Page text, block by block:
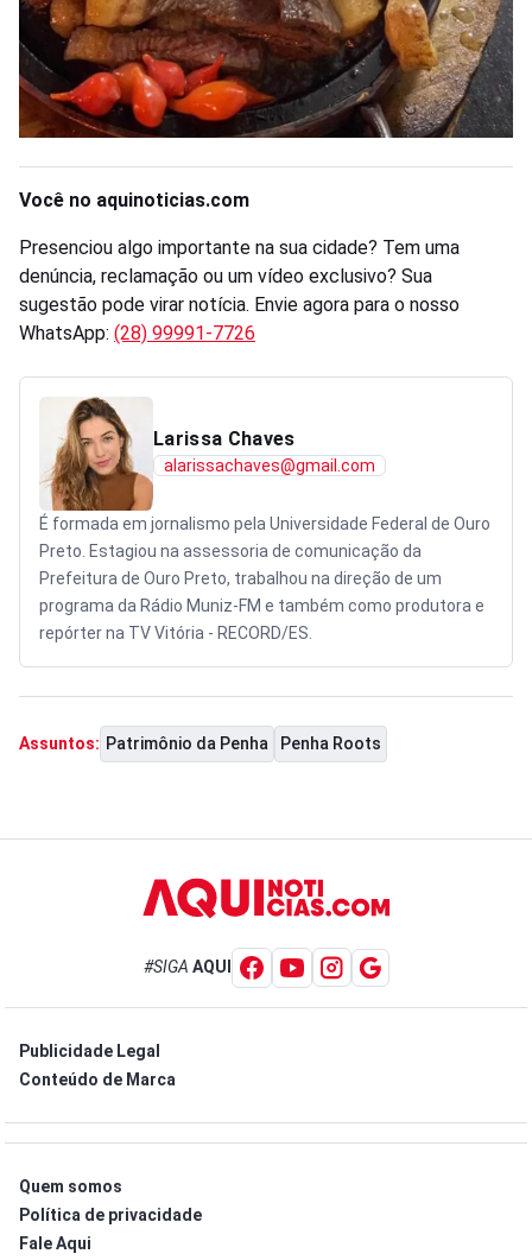
Você no aquinoticias.com
Presenciou algo importante na sua cidade? Tem uma
denúncia, reclamação ou um vídeo exclusivo? Sua
sugestão pode virar notícia. Envie agora para o nosso
WhatsApp: (28) 99991-7726
Larissa Chaves
alarissachaves@gmail.com
É formada em jornalismo pela Universidade Federal de Ouro
Preto. Estagiou na assessoria de comunicação da
Prefeitura de Ouro Preto, trabalhou na direção de um
programa da Rádio Muniz-FM e também como produtora e
repórter na TV Vitória - RECORD/ES.
Assuntos: Patrimônio da Penha Penha Roots
#SIGA AQUI
Publicidade Legal
Conteúdo de Marca
Quem somos
Política de privacidade
Fale Aqui